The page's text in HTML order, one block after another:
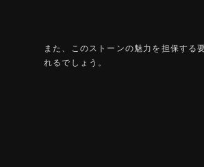
また、このストーンの魅力を担保する
れるでしょう。